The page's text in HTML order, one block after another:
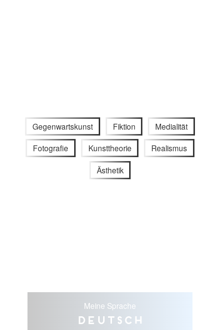
Gegenwartskunst Fiktion Medialität
Fotografie Kunsttheorie Realismus
Ästhetik
Meine Sprache
Deutsch